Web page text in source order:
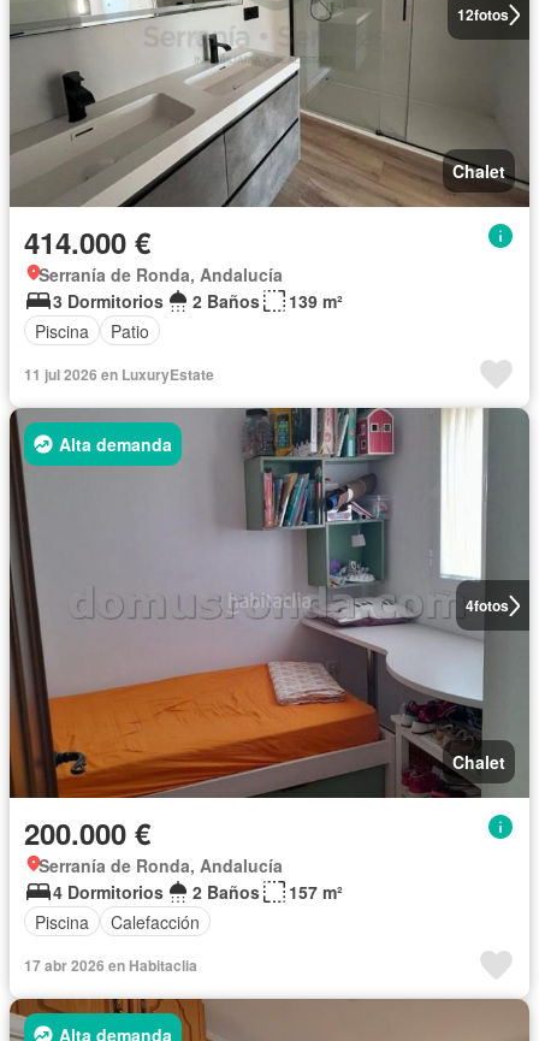
12fotos
Chalet
414.000 €
Serranía de Ronda, Andalucía
3 Dormitorios
2 Baños
139 m²
Piscina
Patio
11 jul 2026 en LuxuryEstate
4fotos
Alta demanda
Chalet
200.000 €
Serranía de Ronda, Andalucía
4 Dormitorios
2 Baños
157 m²
Piscina
Calefacción
17 abr 2026 en Habitaclia
Alta demanda